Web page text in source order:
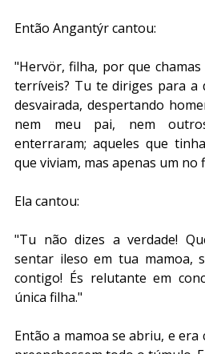
Então Angantýr cantou:
"Hervör, filha, por que chamas
terríveis? Tu te diriges para a
desvairada, despertando
nem meu pai, nem
enterraram; aqueles que
que viviam, mas apenas um no
Ela cantou:
"Tu não dizes a verdade!
sentar ileso em tua mamoa,
contigo! És relutante em
única filha."
Então a mamoa se abriu, e era